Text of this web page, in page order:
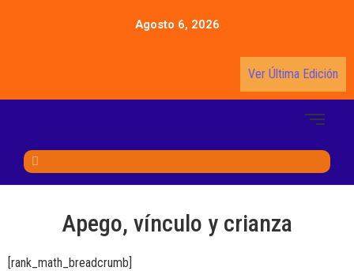
Agosto 6, 2026
Ver Última Edición
Apego, vínculo y crianza
[rank_math_breadcrumb]